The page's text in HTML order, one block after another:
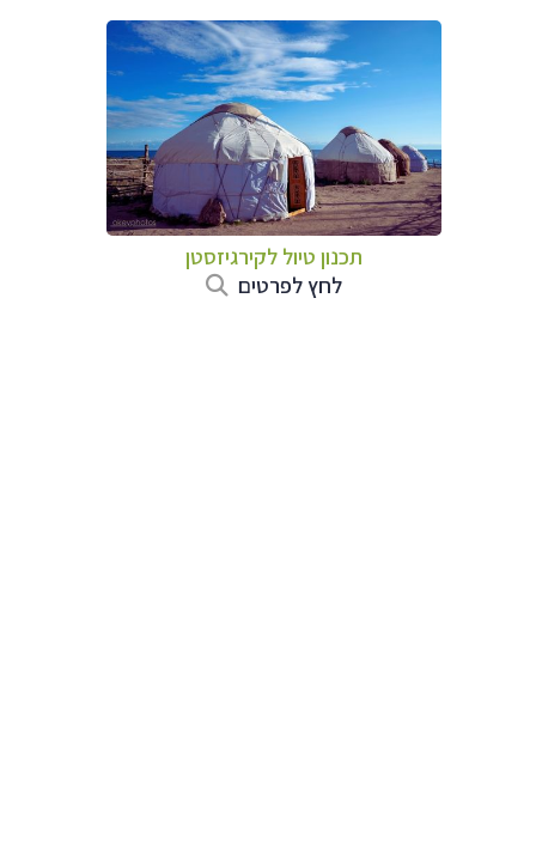
תכנון טיול לקירגיזסטן
לחץ לפרטים